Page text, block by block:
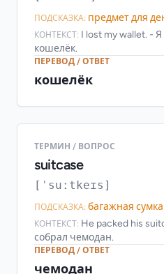
ПОДСКАЗКА: предмет для
КОНТЕКСТ:
I lost my wallet. -
кошелёк.
ПЕРЕВОД / ОТВЕТ
кошелёк
ТЕРМИН / ВОПРОС
suitcase
[ˈsuːtkeɪs]
ПОДСКАЗКА: багажная сумка
КОНТЕКСТ: He packed his
собрал чемодан.
ПЕРЕВОД / ОТВЕТ
чемодан